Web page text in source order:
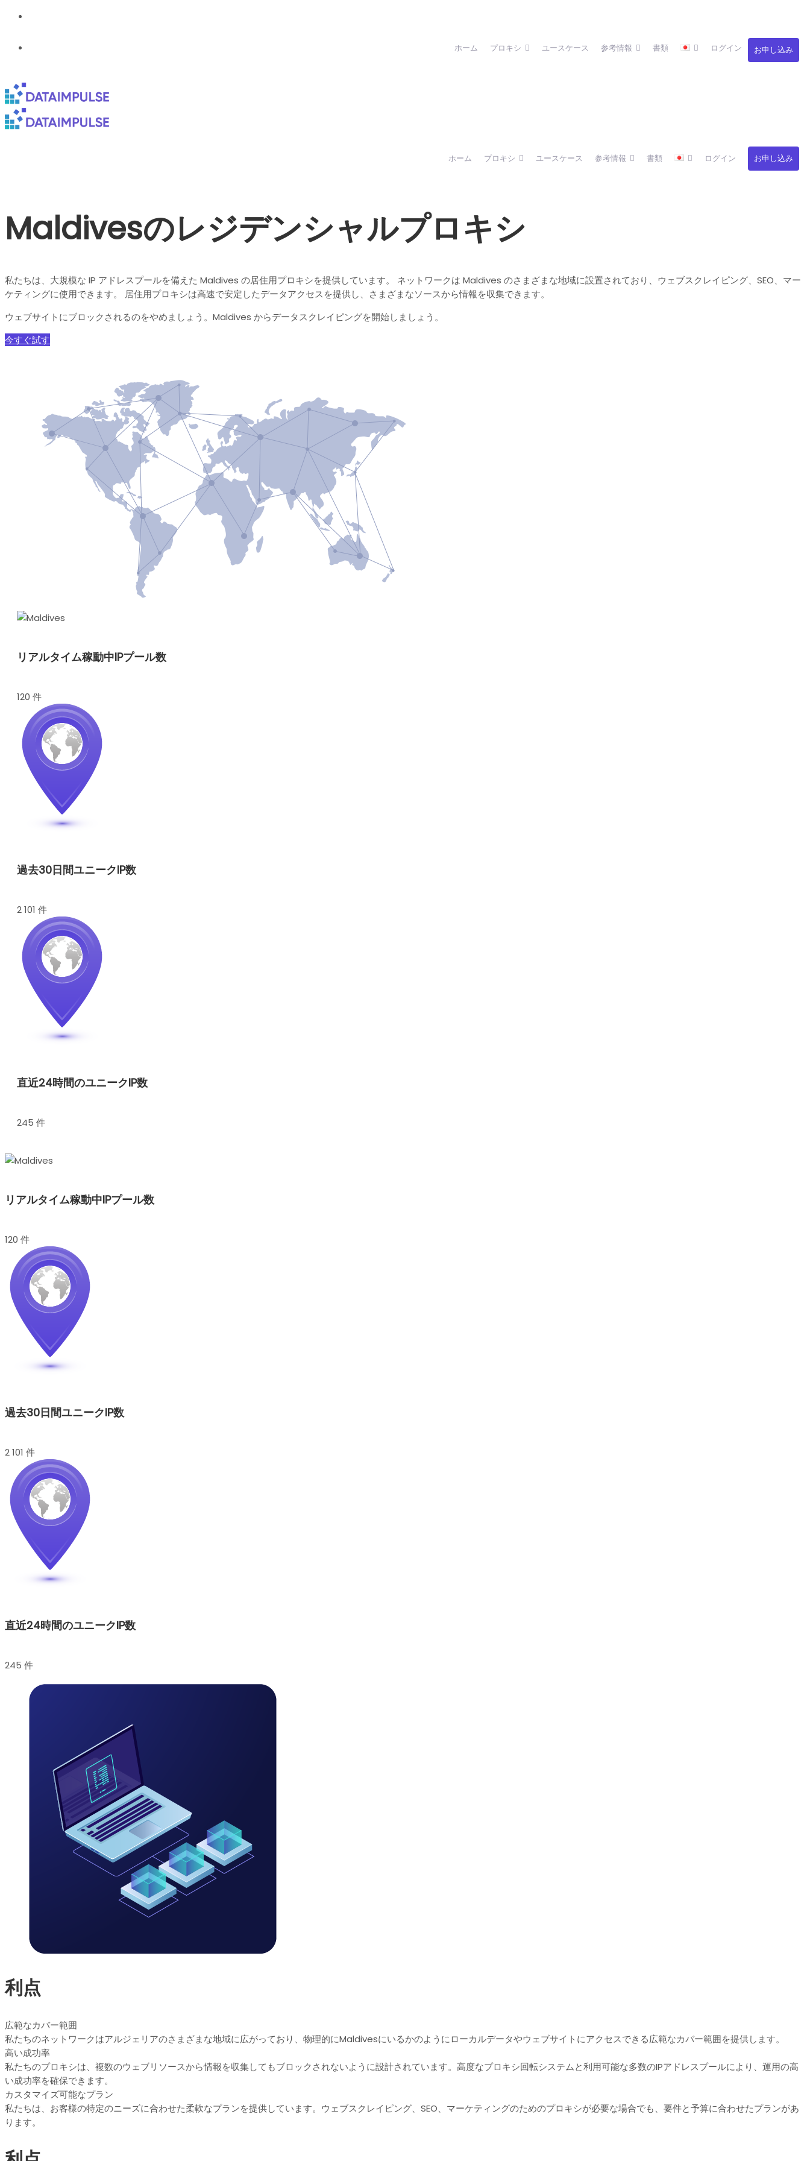
ホーム プロキシ ユースケース 参考情報 書類 ログイン お申し込み
ホーム プロキシ ユースケース 参考情報 書類 ログイン お申し込み
Maldivesのレジデンシャルプロキシ
私たちは、大規模な IP アドレスプールを備えた Maldives の居住用プロキシを提供しています。 ネットワークは Maldives のさまざまな地域に設置されており、ウェブスクレイピング、SEO、マー
ケティングに使用できます。 居住用プロキシは高速で安定したデータアクセスを提供し、さまざまなソースから情報を収集できます。
ウェブサイトにブロックされるのをやめましょう。Maldives からデータスクレイピングを開始しましょう。
今すぐ試す
リアルタイム稼動中IPプール数
120 件
過去30日間ユニークIP数
2 101 件
直近24時間のユニークIP数
245 件
リアルタイム稼動中IPプール数
120 件
過去30日間ユニークIP数
2 101 件
直近24時間のユニークIP数
245 件
利点
広範なカバー範囲
私たちのネットワークはアルジェリアのさまざまな地域に広がっており、物理的にMaldivesにいるかのようにローカルデータやウェブサイトにアクセスできる広範なカバー範囲を提供します。
高い成功率
私たちのプロキシは、複数のウェブリソースから情報を収集してもブロックされないように設計されています。高度なプロキシ回転システムと利用可能な多数のIPアドレスプールにより、運用の高
い成功率を確保できます。
カスタマイズ可能なプラン
私たちは、お客様の特定のニーズに合わせた柔軟なプランを提供しています。ウェブスクレイピング、SEO、マーケティングのためのプロキシが必要な場合でも、要件と予算に合わせたプランがあ
ります。